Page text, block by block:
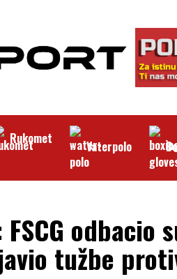
Rukomet Vaterpolo
odbacio
tužbe